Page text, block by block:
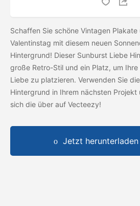
Schaffen Sie schöne Vintagen
Valentinstag mit diesem neuen
Hintergrund! Dieser Sunburst Liebe
große Retro-Stil und ein Platz, um
Liebe zu platzieren. Verwenden Sie
Hintergrund in Ihrem nächsten Projekt
sich die über auf Vecteezy!
Jetzt